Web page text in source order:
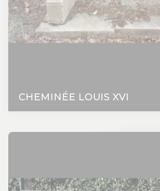
CHEMINÉE LOUIS XVI